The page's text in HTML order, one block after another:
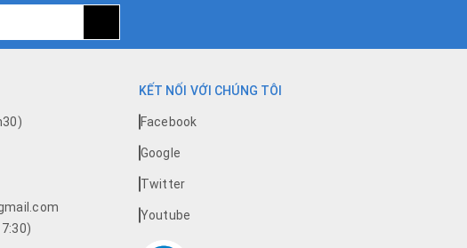
KẾT NỐI VỚI CHÚNG TÔI
Facebook
Google
Twitter
Youtube